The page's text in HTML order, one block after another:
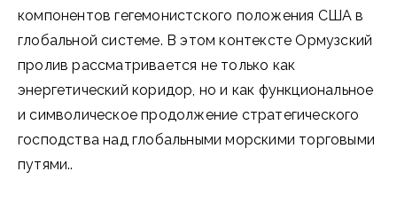
компонентов гегемонистского положения США в
глобальной системе. В этом контексте Ормузский
пролив рассматривается не только как
энергетический коридор, но и как функциональное
и символическое продолжение стратегического
господства над глобальными морскими торговыми
путями..